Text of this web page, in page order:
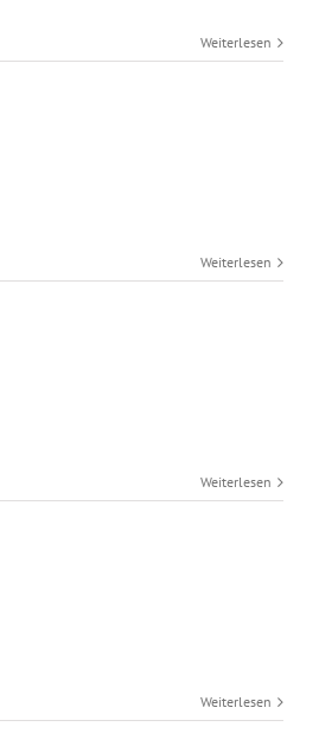
Weiterlesen
Weiterlesen
Weiterlesen
Weiterlesen